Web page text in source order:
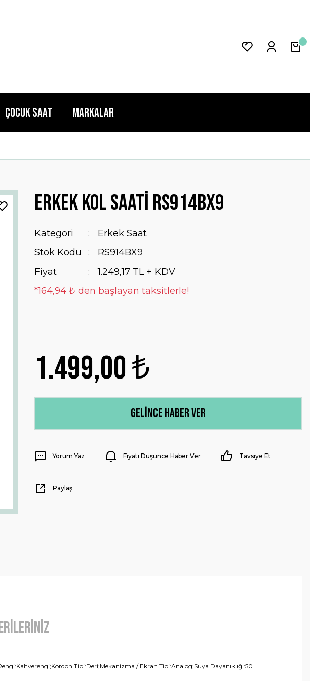
Çocuk Saat Markalar
Erkek Kol Saati RS914BX9
Kategori
Erkek Saat
Stok Kodu
RS914BX9
Fiyat
1.249,17 TL + KDV
*164,94 ₺ den başlayan taksitlerle!
1.499,00 ₺
Gelince Haber Ver
Yorum Yaz Fiyatı Düşünce Haber Ver Tavsiye Et
Paylaş
Tipi:Deri;Mekanizma / Ekran Tipi:Analog;Suya Dayanıklığı:50